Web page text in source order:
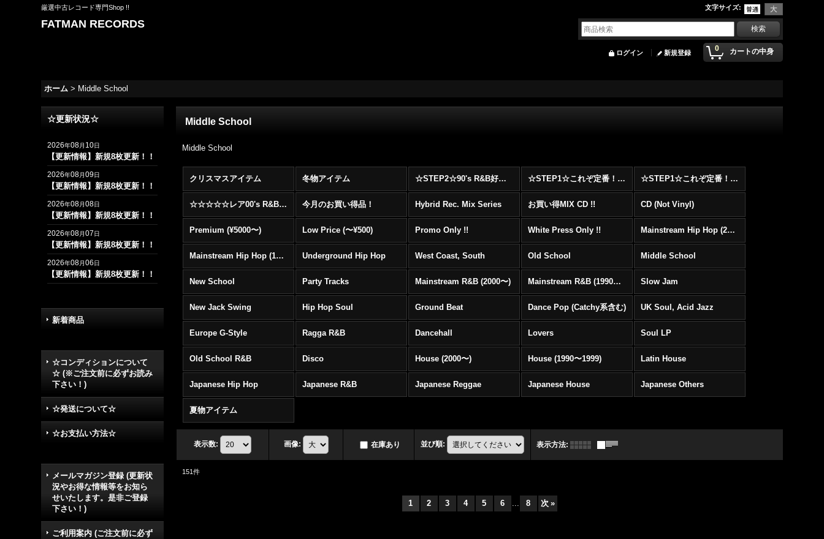
厳選中古レコード専門Shop !! 文字サイズ:
FATMAN RECORDS
0 カートの中身
ログイン 新規登録
ホーム > Middle School
☆更新状況☆
2026年08月 10日
【更新情報】新規8枚更新！！
2026年08月09日
【更新情報】新規8枚更新！！
2026年08月08日
【更新情報】新規8枚更新！！
2026年08月07日
【更新情報】新規8枚更新！！
2026年08月06日
【更新情報】新規8枚更新！！
新着商品
☆コンディションについて
☆ (※ご注文前に必ずお読み
下さい！)
☆発送について☆
☆お支払い方法☆
メールマガジン登録 (更新状
況やお得な情報等をお知ら
せいたします。是非ご登録
下さい！)
ご利用案内 (ご注文前に必ず
Middle School
Middle School
クリスマスアイテム 冬物アイテム ☆STEP2☆90's R&B好きに自信を持ってオススメ出来る00's R&B Best 100 !!! ☆STEP1☆これぞ定番！！まずはここから！2000年代Hip HopフロアヒットBest 100 !!! ☆STEP1☆これぞ定番！！まずはここから！2000年代R&BフロアヒットBest 100 !!!
☆☆☆☆☆レア00's R&B Promo Only盤特集！！☆☆☆☆☆ 今月のお買い得品！ Hybrid Rec. Mix Series お買い得MIX CD !! CD (Not Vinyl)
Premium (¥5000〜) Low Price (〜¥500) Promo Only !! White Press Only !! Mainstream Hip Hop (2000〜)
Mainstream Hip Hop (1990〜1999) Underground Hip Hop West Coast, South Old School Middle School
New School Party Tracks Mainstream R&B (2000〜) Mainstream R&B (1990〜1999) Slow Jam
New Jack Swing Hip Hop Soul Ground Beat Dance Pop (Catchy系含む) UK Soul, Acid Jazz
Europe G-Style Ragga R&B Dancehall Lovers Soul LP
Old School R&B Disco House (2000〜) House (1990〜1999) Latin House
Japanese Hip Hop Japanese R&B Japanese Reggae Japanese House Japanese Others
夏物アイテム
表示数: 画像: 在庫あり 並び順: 表示方法:
151件
1 2 3 4 5 6 ... 8 次 »